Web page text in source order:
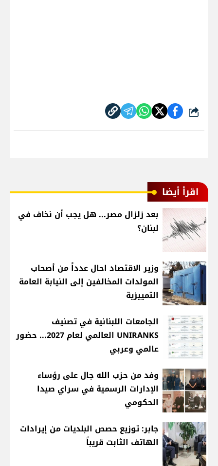
شارك
اقرأ أيضا
بعد زلزال مصر... هل يجب أن نخاف في
لبنان؟
وزير الاقتصاد احال عدداً من أصحاب
المولدات المخالفين إلى النيابة العامة
التمييزية
الجامعات اللبنانية في تصنيف
UNIRANKS العالمي لعام 2027... حضور
عالمي وعربي
وفد من حزب الله جال على رؤساء
الإدارات الرسمية في سراي صيدا
الحكومي
جابر: توزيع حصص البلديات من إيرادات
الهاتف الثابت قريباً